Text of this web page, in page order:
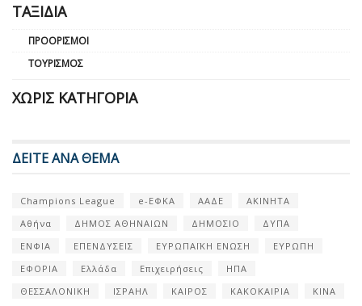
ΤΑΞΊΔΙΑ
ΠΡΟΟΡΙΣΜΟΊ
ΤΟΥΡΙΣΜΌΣ
ΧΩΡΊΣ ΚΑΤΗΓΟΡΊΑ
ΔΕΙΤΕ ΑΝΑ ΘΕΜΑ
Champions League e-ΕΦΚΑ ΑΑΔΕ
ΑΚΙΝΗΤΑ
Αθήνα
ΔΗΜΟΣ ΑΘΗΝΑΙΩΝ ΔΗΜΟΣΙΟ
ΔΥΠΑ
ΕΝΦΙΑ
ΕΠΕΝΔΥΣΕΙΣ ΕΥΡΩΠΑΪΚΗ ΕΝΩΣΗ
ΕΥΡΩΠΗ
ΕΦΟΡΙΑ
Ελλάδα Επιχειρήσεις
ΗΠΑ
ΘΕΣΣΑΛΟΝΙΚΗ
ΙΣΡΑΗΛ ΚΑΙΡΟΣ ΚΑΚΟΚΑΙΡΙΑ
ΚΙΝΑ